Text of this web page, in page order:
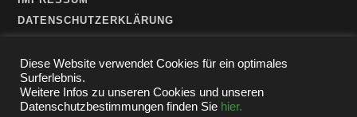
DATENSCHUTZERKLÄRUNG
Diese Website verwendet Cookies für ein optimales
Surferlebnis.
Weitere Infos zu unseren Cookies und unseren
Datenschutzbestimmungen finden Sie hier.